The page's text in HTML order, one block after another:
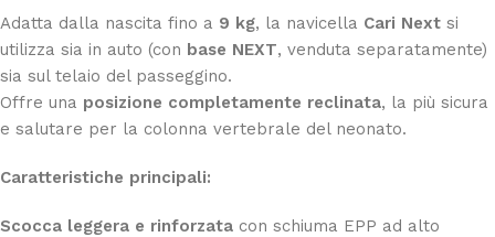
Adatta dalla nascita fino a 9 kg, la navicella Cari Next si
utilizza sia in auto (con base NEXT, venduta separatamente)
sia sul telaio del passeggino.
Offre una posizione completamente reclinata, la più sicura
e salutare per la colonna vertebrale del neonato.
Caratteristiche principali:
Scocca leggera e rinforzata con schiuma EPP ad alto